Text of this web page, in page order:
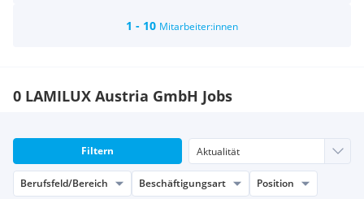
1 - 10 Mitarbeiter:innen
0 LAMILUX Austria GmbH Jobs
Filtern
Berufsfeld/Bereich Beschäftigungsart Position